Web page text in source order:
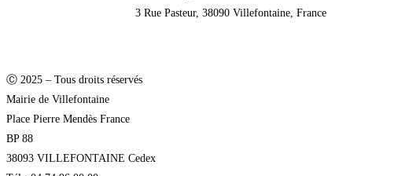
3 Rue Pasteur, 38090 Villefontaine, France
Ⓒ 2025 – Tous droits réservés
Mairie de Villefontaine
Place Pierre Mendès France
BP 88
38093 VILLEFONTAINE Cedex